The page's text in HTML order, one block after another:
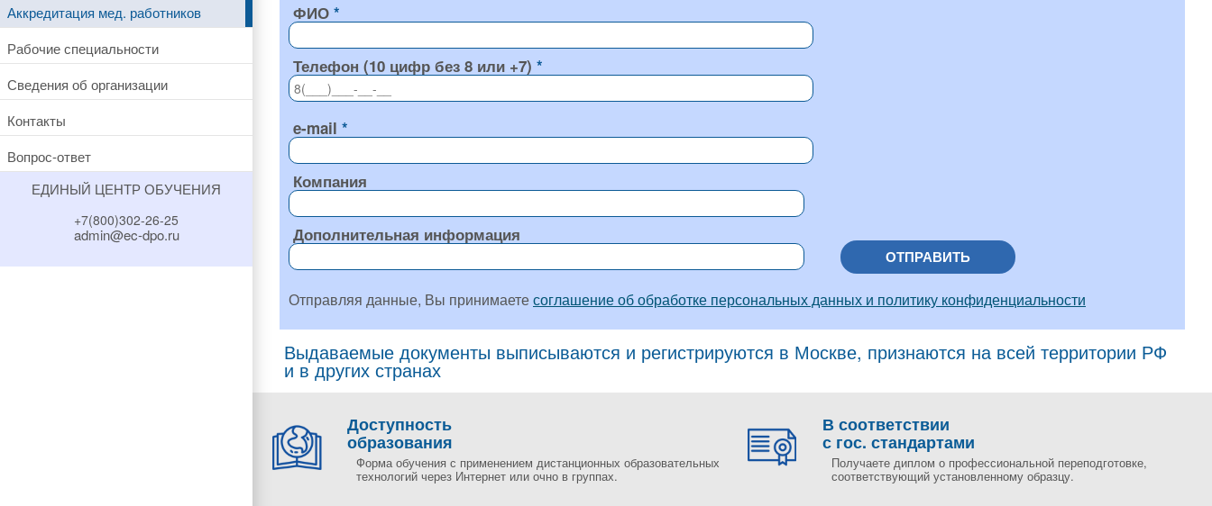
Аккредитация мед. работников
Рабочие специальности
Сведения об организации
Контакты
Вопрос-ответ
ЕДИНЫЙ ЦЕНТР ОБУЧЕНИЯ
+7(800)302-26-25
admin@ec-dpo.ru
ФИО
Телефон (10 цифр без 8 или +7)
e-mail
Компания
Дополнительная информация
ОТПРАВИТЬ
Отправляя данные, Вы принимаетесоглашение об обработке персональных данных и политику конфиденциальности
Выдаваемые документы выписываются и регистрируются в Москве, признаются на всей территории РФ
и в других странах
Доступность
образования
Форма обучения с применением дистанционных образовательных
технологий через Интернет или очно в группах.
В соответствии
с гос. стандартами
Получаете диплом о профессиональной переподготовке,
соответствующий установленному образцу.